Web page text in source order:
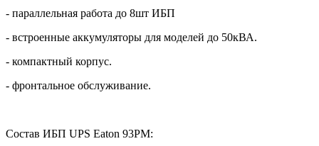
- параллельная работа до 8шт ИБП
- встроенные аккумуляторы для моделей до 50кВА.
- компактный корпус.
- фронтальное обслуживание.
Состав ИБП UPS Eaton 93PM: